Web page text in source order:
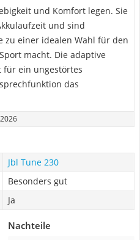
und Komfort legen. Sie
und sind
zu einer idealen Wahl für den
macht. Die adaptive
für ein ungestörtes
das
Jbl Tune 230
Besonders gut
Ja
Nachteile